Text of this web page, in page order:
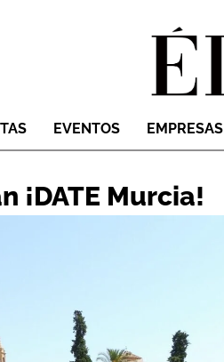
EVENTOS EMPRESAS
¡DATE Murcia!